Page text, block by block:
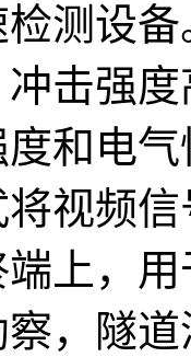
测设
击强
和电
视频
上，
，隧